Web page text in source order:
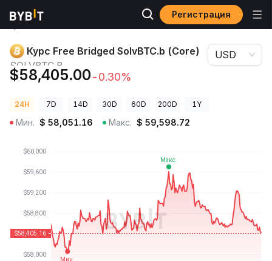
Регистрация
Цены
Курс Free Bridged SolvBTC.b (Core)
Курс Free Bridged SolvBTC.b (Core)
SOLVBTC.B
$58,405.00-0.30%
USD
24H 7D 14D 30D 60D 200D 1Y
Мин. $ 58,051.16 Макс. $ 59,598.72